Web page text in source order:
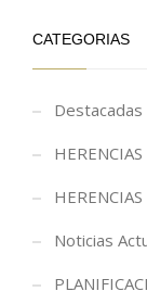
CATEGORIAS
Destacadas
HERENCIAS
Noticias